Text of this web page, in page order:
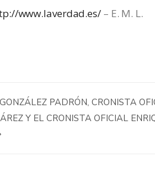
www.laverdad.es/– E. M. L.
PADRÓN, CRONISTA
Y EL CRONISTA OFICIAL